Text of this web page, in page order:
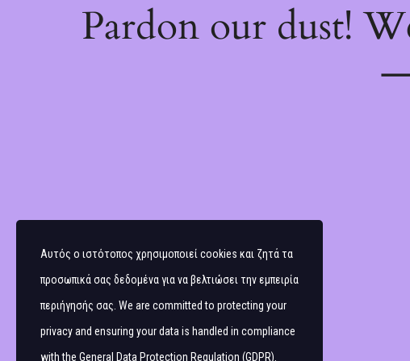
Pardon our dust!
Αυτός ο ιστότοπος χρησιμοποιεί cookies και ζητά τα
προσωπικά σας δεδομένα για να βελτιώσει την εμπειρία
περιήγησής σας. We are committed to protecting your
privacy and ensuring your data is handled in compliance
with the General Data Protection Regulation (GDPR)